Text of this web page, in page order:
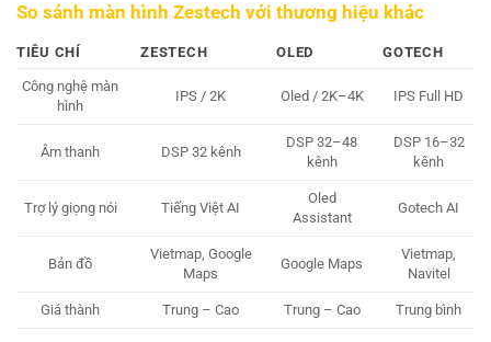
So sánh màn hình Zestech với thương hiệu khác
TIÊU CHÍ ZESTECH OLED GOTECH
Công nghệ màn
hình
IPS / 2K Oled / 2K–4K IPS Full HD
Âm thanh DSP 32 kênh
DSP 32–48
kênh
DSP 16–32
kênh
Trợ lý giọng nói Tiếng Việt AI
Oled
Assistant
Gotech AI
Bản đồ
Vietmap, Google
Maps
Google Maps
Vietmap,
Navitel
Giá thành Trung – Cao Trung – Cao Trung bình